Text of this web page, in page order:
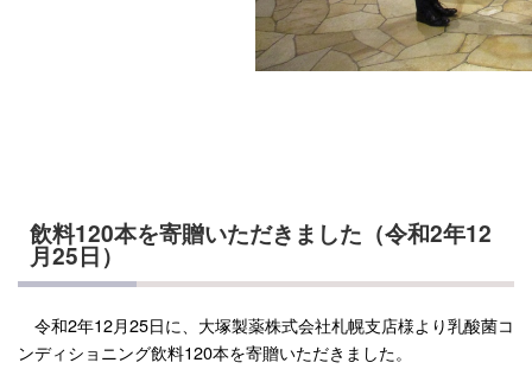
飲料120本を寄贈いただきました（令和2年12
月25日）
令和2年12月25日に、大塚製薬株式会社札幌支店様より乳酸菌コ
ンディショニング飲料120本を寄贈いただきました。